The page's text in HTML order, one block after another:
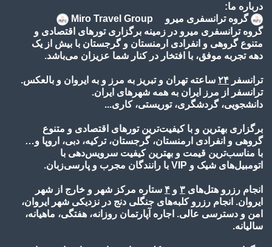
درباره ما:
گروه ترانسفری میرو Miro Travel Group
گروه ترانسفری میرو در زمینه برگزاری تورهای اقتصادی و
متنوع گروهی و انفرادی ارمنستان و گرجستان با بیش از یک
دهه تجربه موفق، با افتخار در کنار شما عزیزان می‌باشد.
ترانسفر ۲۴ ساعته تهران و تبریز به مرز و به ایروان و بالعکس.
ترانسفر از مرز ایران به همه شهرهای ایران.
دانشجویی، گردشگری، توریستی، کاری...
برگزاری بهترین و با کیفیت‌ترین تورهای اقتصادی و متنوع
گروهی و انفرادی ارمنستان، گرجستان، ترکیه، دبی، اروپا و…
با مناسب‌ترین قیمت و بهترین کیفیت سرویس‌دهی با
اتومبیل‌های شیک و VIP با رانندگان مجرب و پارسی‌زبان.
انجام رزرو هتل‌های ۳ و ۴ ستاره مرکز شهر و خارج از شهر
ایروان. انجام رزرو کلبه‌های جنگلی دنج در نزدیکی شهر ایروان،
امن و دسترسی عالی. اجاره آپارتمان روزانه، هفتگی، ماهیانه،
سالیانه.